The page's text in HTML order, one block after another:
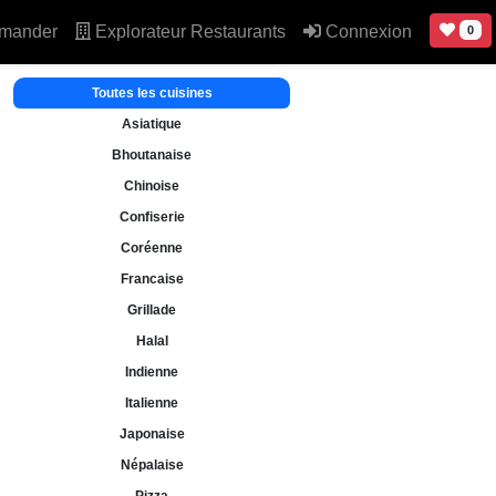
Explorateur Restaurants Connexion 0
Toutes les cuisines
Asiatique
Bhoutanaise
Chinoise
Confiserie
Coréenne
Francaise
Grillade
Halal
Indienne
Italienne
Japonaise
Népalaise